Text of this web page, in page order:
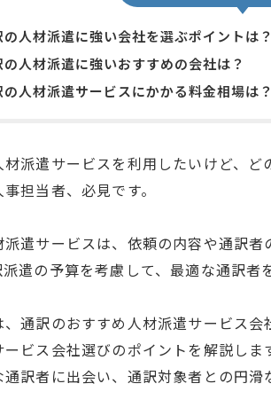
の人材派遣に強い会社を選ぶポイントは？
の人材派遣に強いおすすめの会社は？
の人材派遣サービスにかかる料金相場は？
材派遣サービスを利用したいけど、
担当者、必見です。
遣サービスは、依頼の内容や通訳
派遣の予算を考慮して、最適な通訳者
通訳のおすすめ人材派遣サービス
ビス会社選びのポイントを解説し
通訳者に出会い、通訳対象者との円